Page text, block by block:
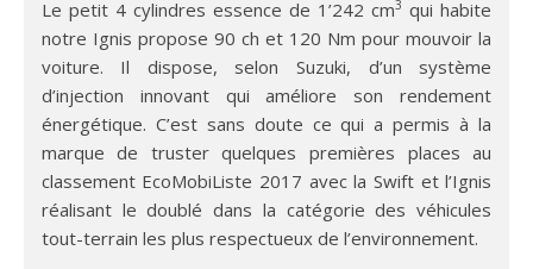
Le petit 4 cylindres essence de 1’242 cm3 qui habite
notre Ignis propose 90 ch et 120 Nm pour mouvoir la
voiture. Il dispose, selon Suzuki, d’un système
d’injection innovant qui améliore son rendement
énergétique. C’est sans doute ce qui a permis à la
marque de truster quelques premières places au
classement EcoMobiListe 2017 avec la Swift et l’Ignis
réalisant le doublé dans la catégorie des véhicules
tout-terrain les plus respectueux de l’environnement.